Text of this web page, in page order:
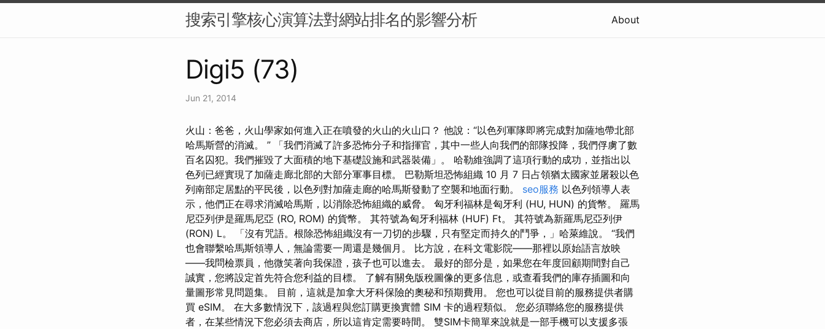
搜索引擎核心演算法對網站排名的影響分析 About
Digi5 (73)
Jun 21, 2014
火山：爸爸，火山學家如何進入正在噴發的火山的火山口？ 他說：“以色列軍隊即將完成對加薩地帶北部
哈馬斯營的消滅。 ” 「我們消滅了許多恐怖分子和指揮官，其中一些人向我們的部隊投降，我們俘虜了數
百名囚犯。我們摧毀了大面積的地下基礎設施和武器裝備」。 哈勒維強調了這項行動的成功，並指出以
色列已經實現了加薩走廊北部的大部分軍事目標。 巴勒斯坦恐怖組織 10 月 7 日占領猶太國家並屠殺以色
列南部定居點的平民後，以色列對加薩走廊的哈馬斯發動了空襲和地面行動。 seo服務 以色列領導人表
示，他們正在尋求消滅哈馬斯，以消除恐怖組織的威脅。 匈牙利福林是匈牙利 (HU, HUN) 的貨幣。 羅馬
尼亞列伊是羅馬尼亞 (RO, ROM) 的貨幣。 其符號為匈牙利福林 (HUF) Ft。 其符號為新羅馬尼亞列伊
(RON) L。 「沒有咒語。根除恐怖組織沒有一刀切的步驟，只有堅定而持久的鬥爭，」哈萊維說。 “我們
也會聯繫哈馬斯領導人，無論需要一周還是幾個月。 比方說，在科文電影院——那裡以原始語言放映
——我問檢票員，他微笑著向我保證，孩子也可以進去。 最好的部分是，如果您在年度回顧期間對自己
誠實，您將設定首先符合您利益的目標。 了解有關免版稅圖像的更多信息，或查看我們的庫存插圖和向
量圖形常見問題集。 目前，這就是加拿大牙科保險的奧秘和預期費用。 您也可以從目前的服務提供者購
買 eSIM。 在大多數情況下，該過程與您訂購更換實體 SIM 卡的過程類似。 您必須聯絡您的服務提供
者，在某些情況下您必須去商店，所以這肯定需要時間。 雙SIM卡簡單來說就是一部手機可以支援多張